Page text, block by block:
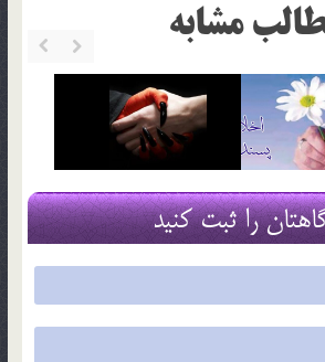
مشابه
را ثبت کنید